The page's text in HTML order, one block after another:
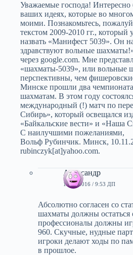
Уважаемые господа! Интересно
ваших идеях, которые во
моими. Познакомьтесь,
текстом 2009-2010 гг.,
назвать «Манифест 5039». Он
здравствуют вольные
через google.com. Мне
«шахматы-5039», или вольные
перспективны, чем
Минске прошли два
шахматам. В этом году
международный (!) матч по
Сибирь», который освещался
«Байкальские вести» и «Наша
С наилучшими пожеланиями,
Вольф Рубинчик. Минск,
rubinczyk[at]yahoo.com.
Александр
16.11.2016 / 9:53 ДП
Абсолютно согласен со
шахматы должны остаться
профессионалы должны
960. Скучные, нудные
игроки делают ходы по
в прошлое.